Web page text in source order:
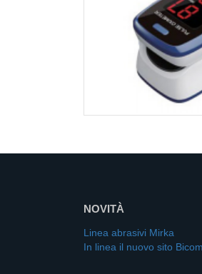
NOVITÀ
Linea abrasivi Mirka
In linea il nuovo sito